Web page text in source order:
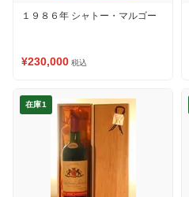
１９８６年 シャトー・マルゴー
¥230,000 税込
在庫1